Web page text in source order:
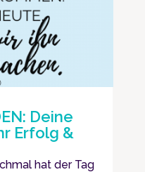
Deine
Erfolg &
hat der Tag